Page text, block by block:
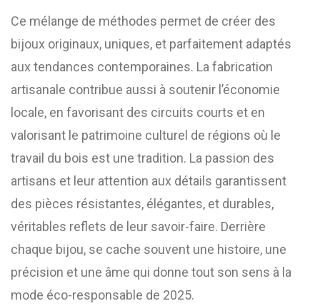
Ce mélange de méthodes permet de créer des
bijoux originaux, uniques, et parfaitement adaptés
aux tendances contemporaines. La fabrication
artisanale contribue aussi à soutenir l’économie
locale, en favorisant des circuits courts et en
valorisant le patrimoine culturel de régions où le
travail du bois est une tradition. La passion des
artisans et leur attention aux détails garantissent
des pièces résistantes, élégantes, et durables,
véritables reflets de leur savoir-faire. Derrière
chaque bijou, se cache souvent une histoire, une
précision et une âme qui donne tout son sens à la
mode éco-responsable de 2025.